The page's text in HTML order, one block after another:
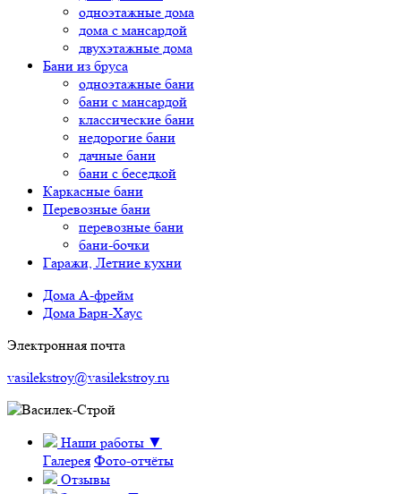
одноэтажные дома
дома с мансардой
двухэтажные дома
Бани из бруса
одноэтажные бани
бани с мансардой
классические бани
недорогие бани
дачные бани
бани с беседкой
Каркасные бани
Перевозные бани
перевозные бани
бани-бочки
Гаражи, Летние кухни
Дома А-фрейм
Дома Барн-Хаус
Электронная почта
vasilekstroy@vasilekstroy.ru
Наши работы ▼
Галерея Фото-отчёты
Отзывы